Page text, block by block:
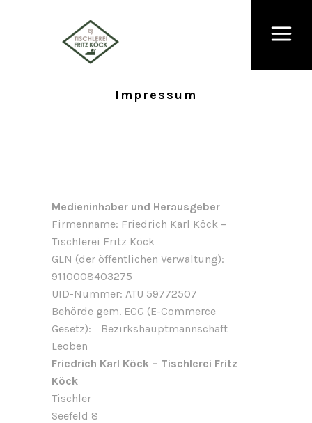
Impressum
Medieninhaber und Herausgeber
Firmenname: Friedrich Karl Köck –
Tischlerei Fritz Köck
GLN (der öffentlichen Verwaltung):
9110008403275
UID-Nummer: ATU 59772507
Behörde gem. ECG (E-Commerce
Gesetz): Bezirkshauptmannschaft
Leoben
Friedrich Karl Köck – Tischlerei Fritz
Köck
Tischler
Seefeld 8